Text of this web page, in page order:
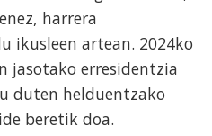
harrera
ikusleen artean. 2024ko
jasotako erresidentzia
duten helduentzako
beretik doa.